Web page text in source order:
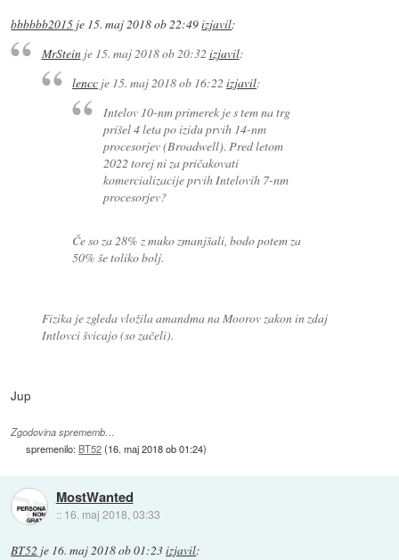
bbbbbb2015 je 15. maj 2018 ob 22:49izjavil:
MrSteinje 15. maj 2018 ob 20:32 izjavil:
lencc je 15. maj 2018 ob 16:22izjavil:
Intelov 10-nm primerek je s tem na trg
prišel 4 leta po izidu prvih 14-nm
procesorjev (Broadwell). Pred letom
2022 torej ni za pričakovati
komercializacije prvih Intelovih 7-nm
procesorjev?
Če so za 28% z muko zmanjšali, bodo potem za
50% še toliko bolj.
Fizika je zgleda vložila amandma na Moorov zakon in zdaj
Intlovci švicajo (so začeli).
Jup
Zgodovina sprememb…
spremenilo: BT52(16. maj 2018 ob 01:24)
MostWanted
:: 16. maj 2018, 03:33
BT52 je 16. maj 2018 ob 01:23izjavil: